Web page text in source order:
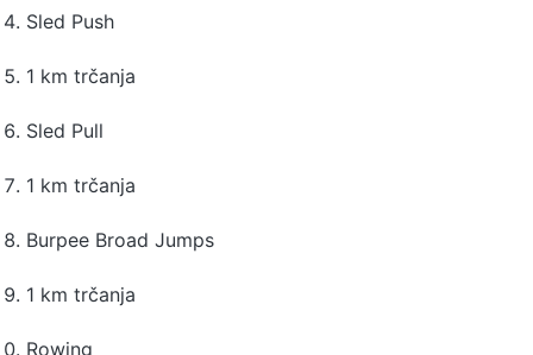
Sled Push
1 km trčanja
Sled Pull
1 km trčanja
Burpee Broad Jumps
1 km trčanja
Rowing